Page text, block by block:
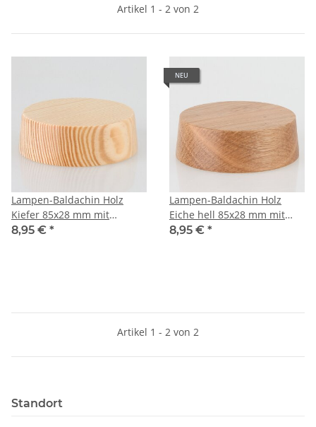
Artikel 1 - 2 von 2
Lampen-Baldachin Holz
Kiefer 85x28 mm mit
Zubehör-Set
8,95 € *
NEU
Lampen-Baldachin Holz
Eiche hell 85x28 mm mit
Zubehör-Set
8,95 € *
Artikel 1 - 2 von 2
Standort